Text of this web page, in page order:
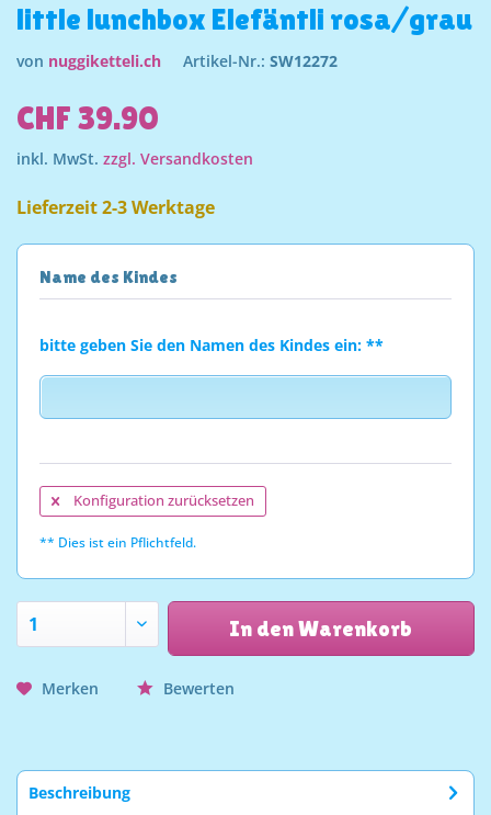
little lunchbox Elefäntli rosa/grau
von nuggiketteli.ch Artikel-Nr.: SW12272
CHF 39.90
inkl. MwSt. zzgl. Versandkosten
Lieferzeit 2-3 Werktage
Name des Kindes
bitte geben Sie den Namen des Kindes ein: **
Konfiguration zurücksetzen
** Dies ist ein Pflichtfeld.
In den Warenkorb
Merken Bewerten
Beschreibung